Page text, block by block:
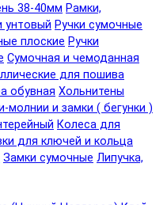
38-40мм Рамки,
унтовый Ручки сумочные
плоские Ручки
Сумочная и чемоданная
для пошива
обувная Хольнитены
молнии и замки ( бегунки )
Колеса для
для ключей и кольца
Замки сумочные Липучка,